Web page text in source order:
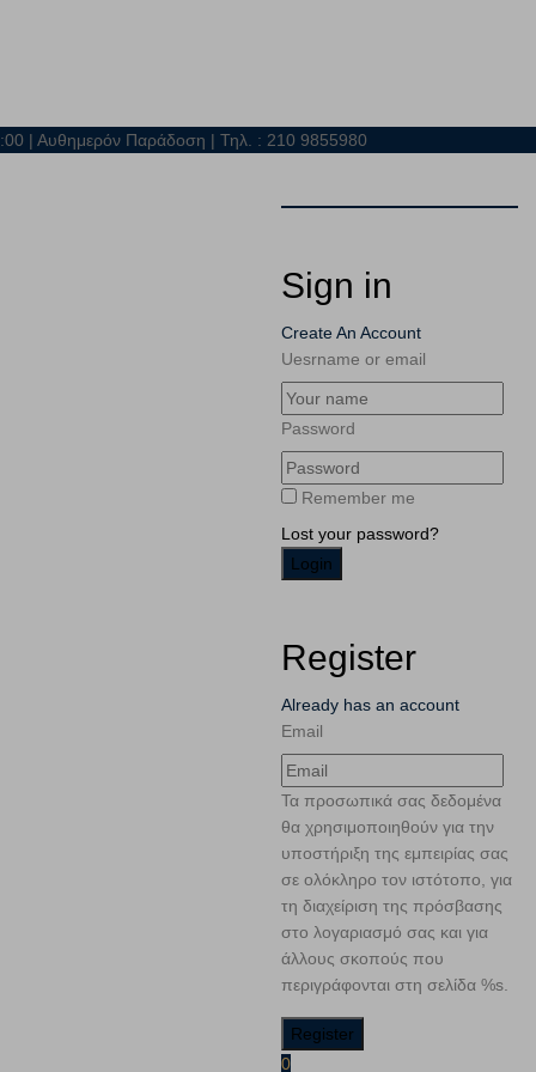
| Αυθημερόν Παράδοση | Τηλ. : 210 9855980
Sign in
Create An Account
Uesrname or email
Password
Remember me
Lost your password?
Register
Already has an account
Email
Τα προσωπικά σας δεδομένα
θα χρησιμοποιηθούν για την
υποστήριξη της εμπειρίας σας
σε ολόκληρο τον ιστότοπο, για
τη διαχείριση της πρόσβασης
στο λογαριασμό σας και για
άλλους σκοπούς που
περιγράφονται στη σελίδα %s.
0